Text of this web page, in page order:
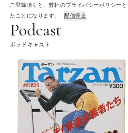
ご登録頂くと、弊社のプライバシーポリシー
たことになります。
配信停止
Podcast
ポッドキャスト